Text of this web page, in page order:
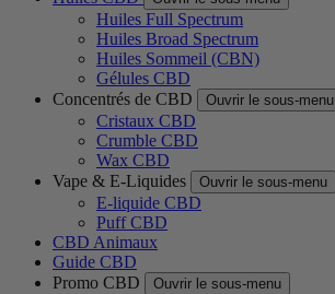
Huiles Full Spectrum
Huiles Broad Spectrum
Huiles Sommeil (CBN)
Gélules CBD
Concentrés de CBD
Ouvrir le sous-menu
Cristaux CBD
Crumble CBD
Wax CBD
Vape & E-Liquides
Ouvrir le sous-menu
E-liquide CBD
Puff CBD
CBD Animaux
Guide CBD
Promo CBD
Ouvrir le sous-menu